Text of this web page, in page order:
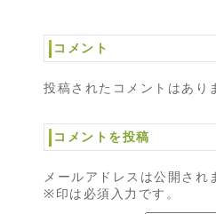
コメント
投稿されたコメントはあり
コメントを投稿
メールアドレスは公開され
※印は必須入力です。